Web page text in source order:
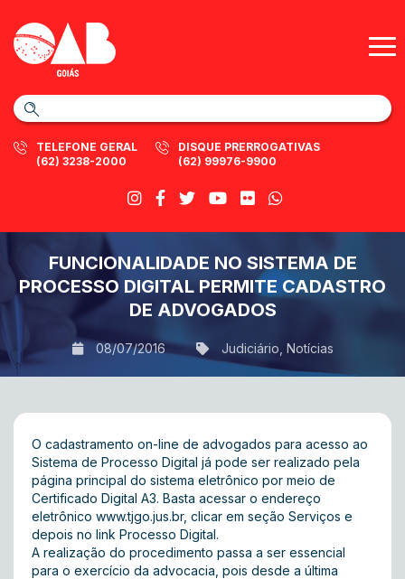
TELEFONE GERAL
(62) 3238-2000
DISQUE PRERROGATIVAS
(62) 99976-9900
FUNCIONALIDADE NO SISTEMA DE
PROCESSO DIGITAL PERMITE CADASTRO
DE ADVOGADOS
08/07/2016 Judiciário Notícias
O cadastramento on-line de advogados para acesso ao
Sistema de Processo Digital já pode ser realizado pela
página principal do sistema eletrônico por meio de
Certificado Digital A3. Basta acessar o endereço
eletrônico www.tjgo.jus.br, clicar em seção Serviços e
depois no link Processo Digital.
A realização do procedimento passa a ser essencial
para o exercício da advocacia, pois desde a última